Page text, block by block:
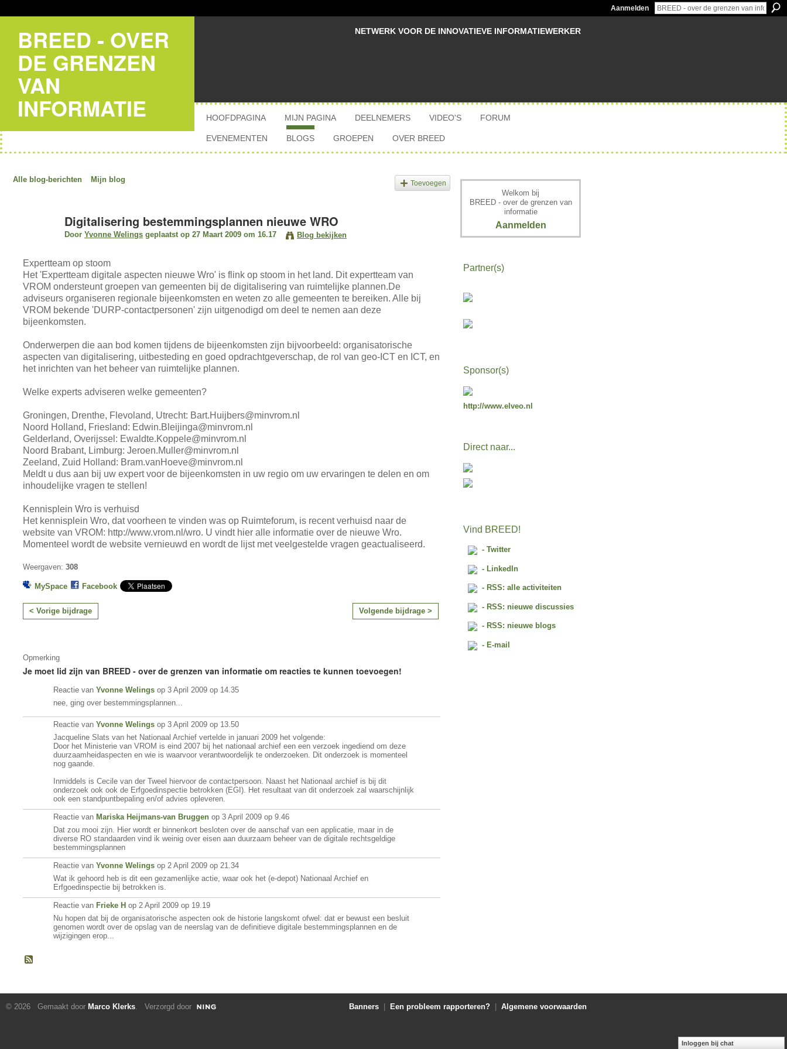
Aanmelden
BREED - OVER
DE GRENZEN
VAN
INFORMATIE
NETWERK VOOR DE INNOVATIEVE INFORMATIEWERKER
HOOFDPAGINA MIJN PAGINA DEELNEMERS VIDEO'S FORUM
EVENEMENTEN BLOGS GROEPEN OVER BREED
Alle blog-berichten Mijn blog Toevoegen
Digitalisering bestemmingsplannen nieuwe WRO
Door Yvonne Welings geplaatst op 27 Maart 2009 om 16.17 Blog bekijken
Expertteam op stoom
Het 'Expertteam digitale aspecten nieuwe Wro' is flink op stoom in het land. Dit expertteam van
VROM ondersteunt groepen van gemeenten bij de digitalisering van ruimtelijke plannen.De
adviseurs organiseren regionale bijeenkomsten en weten zo alle gemeenten te bereiken. Alle bij
VROM bekende 'DURP-contactpersonen' zijn uitgenodigd om deel te nemen aan deze
bijeenkomsten.
Onderwerpen die aan bod komen tijdens de bijeenkomsten zijn bijvoorbeeld: organisatorische
aspecten van digitalisering, uitbesteding en goed opdrachtgeverschap, de rol van geo-ICT en ICT, en
het inrichten van het beheer van ruimtelijke plannen.
Welke experts adviseren welke gemeenten?
Groningen, Drenthe, Flevoland, Utrecht: Bart.Huijbers@minvrom.nl
Noord Holland, Friesland: Edwin.Bleijinga@minvrom.nl
Gelderland, Overijssel: Ewaldte.Koppele@minvrom.nl
Noord Brabant, Limburg: Jeroen.Muller@minvrom.nl
Zeeland, Zuid Holland: Bram.vanHoeve@minvrom.nl
Meldt u dus aan bij uw expert voor de bijeenkomsten in uw regio om uw ervaringen te delen en om
inhoudelijke vragen te stellen!
Kennisplein Wro is verhuisd
Het kennisplein Wro, dat voorheen te vinden was op Ruimteforum, is recent verhuisd naar de
website van VROM: http://www.vrom.nl/wro. U vindt hier alle informatie over de nieuwe Wro.
Momenteel wordt de website vernieuwd en wordt de lijst met veelgestelde vragen geactualiseerd.
Weergaven: 308
MySpace Facebook
< Vorige bijdrage Volgende bijdrage >
Opmerking
Je moet lid zijn van BREED - over de grenzen van informatie om reacties te kunnen toevoegen!
Reactie van Yvonne Welings op 3 April 2009 op 14.35
nee, ging over bestemmingsplannen...
Reactie van Yvonne Welings op 3 April 2009 op 13.50
Jacqueline Slats van het Nationaal Archief vertelde in januari 2009 het volgende:
Door het Ministerie van VROM is eind 2007 bij het nationaal archief een een verzoek ingediend om deze
duurzaamheidaspecten en wie is waarvoor verantwoordelijk te onderzoeken. Dit onderzoek is momenteel
nog gaande.
Inmiddels is Cecile van der Tweel hiervoor de contactpersoon. Naast het Nationaal archief is bij dit
onderzoek ook ook de Erfgoedinspectie betrokken (EGI). Het resultaat van dit onderzoek zal waarschijnlijk
ook een standpuntbepaling en/of advies opleveren.
Reactie van Mariska Heijmans-van Bruggen op 3 April 2009 op 9.46
Dat zou mooi zijn. Hier wordt er binnenkort besloten over de aanschaf van een applicatie, maar in de
diverse RO standaarden vind ik weinig over eisen aan duurzaam beheer van de digitale rechtsgeldige
bestemmingsplannen
Reactie van Yvonne Welings op 2 April 2009 op 21.34
Wat ik gehoord heb is dit een gezamenlijke actie, waar ook het (e-depot) Nationaal Archief en
Erfgoedinspectie bij betrokken is.
Reactie van Frieke H op 2 April 2009 op 19.19
Nu hopen dat bij de organisatorische aspecten ook de historie langskomt ofwel: dat er bewust een besluit
genomen wordt over de opslag van de neerslag van de definitieve digitale bestemmingsplannen en de
wijzigingen erop...
Welkom bij
BREED - over de grenzen van
informatie
Aanmelden
Partner(s)
Sponsor(s)
http://www.elveo.nl
Direct naar...
Vind BREED!
- Twitter
- LinkedIn
- RSS: alle activiteiten
- RSS: nieuwe discussies
- RSS: nieuwe blogs
- E-mail
© 2026 Gemaakt door Marco Klerks. Verzorgd door Banners Een probleem rapporteren? Algemene voorwaarden
Inloggen bij chat